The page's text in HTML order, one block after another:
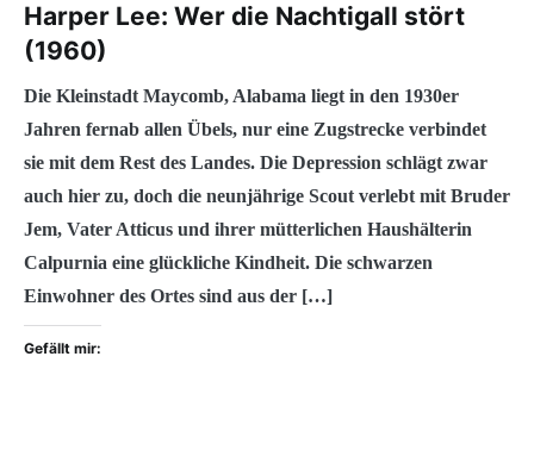
Harper Lee: Wer die Nachtigall stört
(1960)
Die Kleinstadt Maycomb, Alabama liegt in den 1930er
Jahren fernab allen Übels, nur eine Zugstrecke verbindet
sie mit dem Rest des Landes. Die Depression schlägt zwar
auch hier zu, doch die neunjährige Scout verlebt mit Bruder
Jem, Vater Atticus und ihrer mütterlichen Haushälterin
Calpurnia eine glückliche Kindheit. Die schwarzen
Einwohner des Ortes sind aus der […]
Gefällt mir: